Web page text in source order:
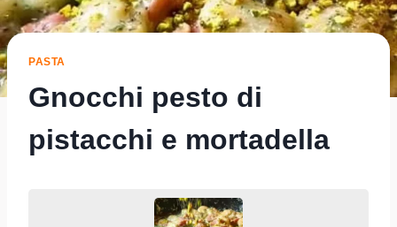
PASTA
Gnocchi pesto di
pistacchi e mortadella